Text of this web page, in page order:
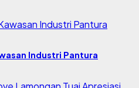
Industri Pantura